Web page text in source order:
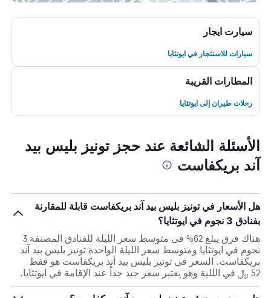
سيارت ايجار
سيارات للاستئجار في ايوتثايا
المطارات القريبة
رحلات طيران إلى ايوتثايا
الأسئلة الشائعة عند حجز تونيز بليس بيد
آند بريكفاست
هل الأسعار في تونيز بليس بيد آند بريكفاست قابلة للمقارنة
بفنادق 3 نجوم في ايوتثايا؟
هناك فرق يبلغ 62% في متوسط ​​سعر الليلة للفنادق المصنفة 3
نجوم في ايوتثايا ومتوسط ​​سعر الليلة الواحدة تونيز بليس بيد آند
بريكفاست. السعر في تونيز بليس بيد آند بريكفاست هو فقط
52 ﷼ في الللية وهو يعتبر سعر جيد جداً عند الإقامة في ايوتثايا.